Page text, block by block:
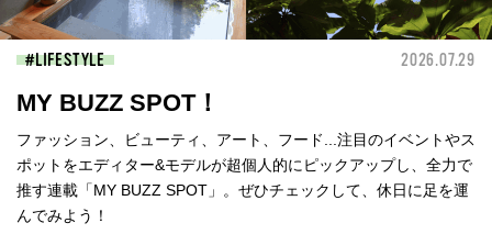
LIFESTYLE 2026.07.29
MY BUZZ SPOT！
ファッション、ビューティ、アート、フード...注目のイベントやス
ポットをエディター&モデルが超個人的にピックアップし、全力で
推す連載「MY BUZZ SPOT」。ぜひチェックして、休日に足を運
んでみよう！